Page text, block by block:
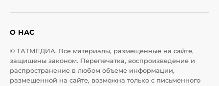
О НАС
© ТАТМЕДИА. Все материалы, размещенные на сайте,
защищены законом. Перепечатка, воспроизведение и
распространение в любом объеме информации,
размещенной на сайте, возможна только с письменного